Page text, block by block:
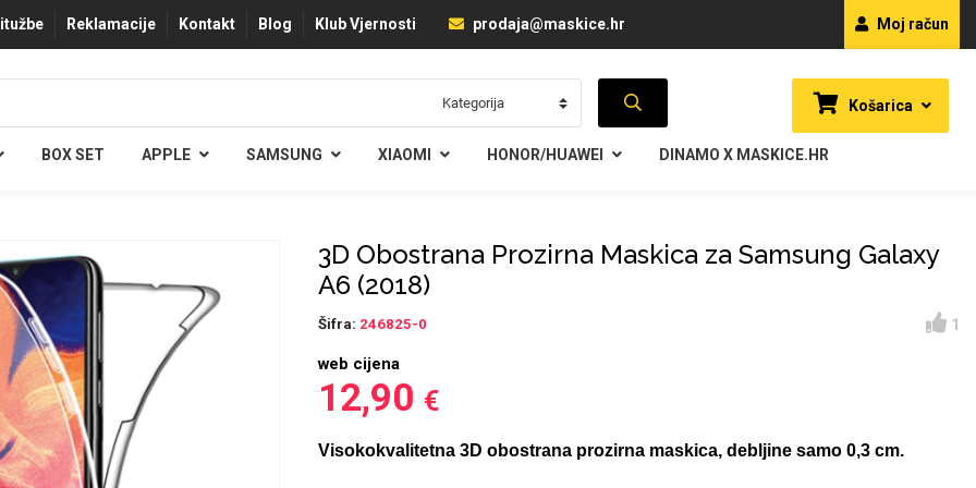
Reklamacije Kontakt Blog Klub Vjernosti prodaja@maskice.hr Moj račun
Košarica
BOX SET APPLE SAMSUNG XIAOMI HONOR/HUAWEI DINAMO X MASKICE.HR
3D Obostrana Prozirna Maskica za Samsung Galaxy
A6 (2018)
Šifra: 246825-0
1
web cijena
12,90 €
Visokokvalitetna 3D obostrana prozirna maskica, debljine samo 0,3 cm.